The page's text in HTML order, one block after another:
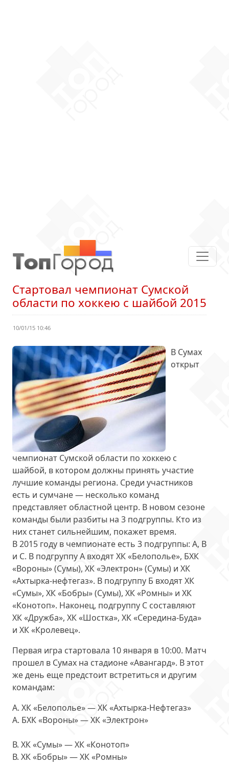
Стартовал чемпионат Сумской
области по хоккею с шайбой 2015
10/01/15 10:46
В Сумах
открыт
чемпионат Сумской области по хоккею с
шайбой, в котором должны принять участие
лучшие команды региона. Среди участников
есть и сумчане — несколько команд
представляет областной центр. В новом сезоне
команды были разбиты на 3 подгруппы. Кто из
них станет сильнейшим, покажет время.
В 2015 году в чемпионате есть 3 подгруппы: A, B
и С. В подгруппу А входят ХК «Белополье», БХК
«Вороны» (Сумы), ХК «Электрон» (Сумы) и ХК
«Ахтырка-нефтегаз». В подгруппу Б входят ХК
«Сумы», ХК «Бобры» (Сумы), ХК «Ромны» и ХК
«Конотоп». Наконец, подгруппу С составляют
ХК «Дружба», ХК «Шостка», ХК «Середина-Буда»
и ХК «Кролевец».
Первая игра стартовала 10 января в 10:00. Матч
прошел в Сумах на стадионе «Авангард». В этот
же день еще предстоит встретиться и другим
командам:
А. ХК «Белополье» — ХК «Ахтырка-Нефтегаз»
А. БХК «Вороны» — ХК «Электрон»
В. ХК «Сумы» — ХК «Конотоп»
В. ХК «Бобры» — ХК «Ромны»